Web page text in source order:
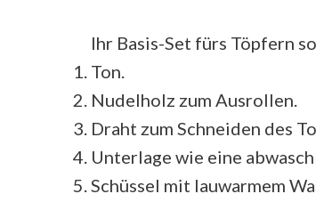
Ihr Basis-Set fürs Töpfern
Ton.
Nudelholz zum Ausrollen.
Draht zum Schneiden des
Unterlage wie eine
Schüssel mit lauwarmem